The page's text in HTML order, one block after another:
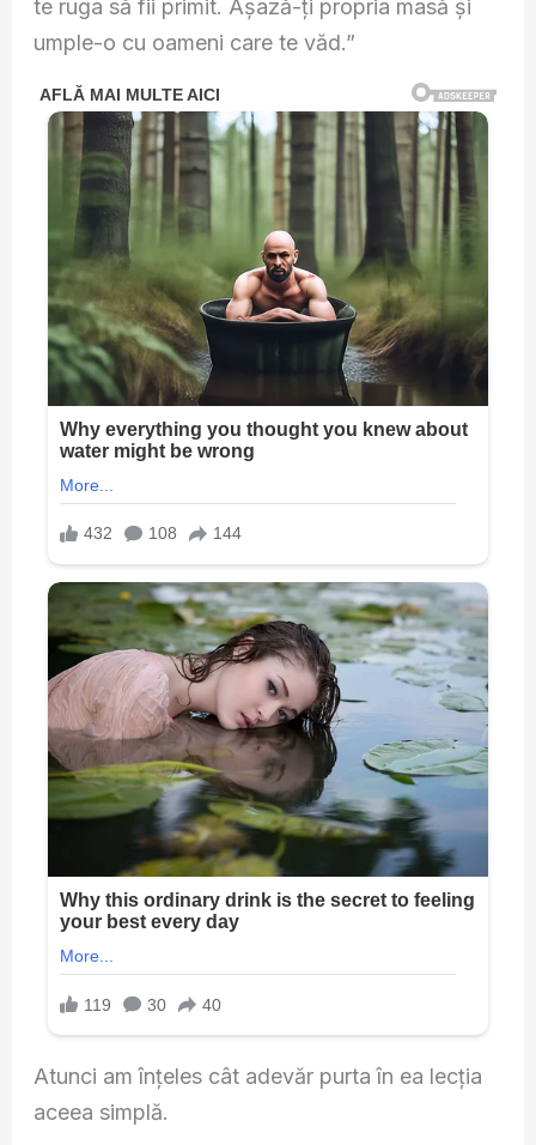
te ruga să fii primit. Așază-ți propria masă și
umple-o cu oameni care te văd.”
Atunci am înțeles cât adevăr purta în ea lecția
aceea simplă.